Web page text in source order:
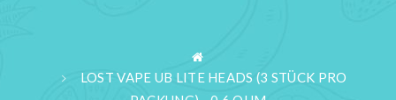
LOST VAPE UB LITE HEADS (3 STÜCK PRO